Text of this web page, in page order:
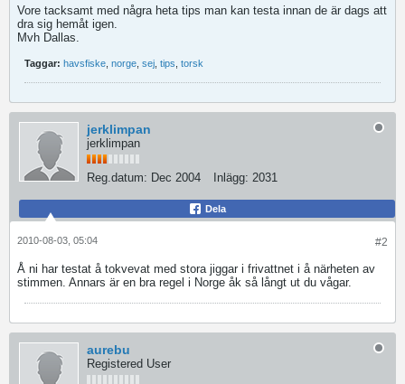
Vore tacksamt med några heta tips man kan testa innan de är dags att
dra sig hemåt igen.
Mvh Dallas.
Taggar: havsfiske norge sej tips torsk
jerklimpan
jerklimpan
Reg.datum: Dec 2004 Inlägg: 2031
Dela
#2
2010-08-03, 05:04
Å ni har testat å tokvevat med stora jiggar i frivattnet i å närheten av
stimmen. Annars är en bra regel i Norge åk så långt ut du vågar.
aurebu
Registered User